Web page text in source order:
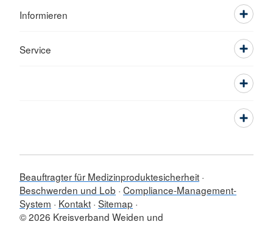
Informieren
Service
Beauftragter für Medizinproduktesicherheit
Beschwerden und Lob Compliance-Management-
System
Kontakt Sitemap
© 2026 Kreisverband Weiden und